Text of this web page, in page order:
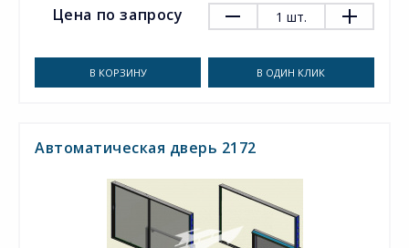
Цена по запросу 1 шт.
В КОРЗИНУ В ОДИН КЛИК
Автоматическая дверь 2172